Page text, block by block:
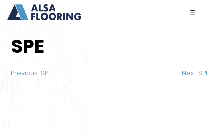
☰
SPE
Navigation
Previous: SPE Next: SPE